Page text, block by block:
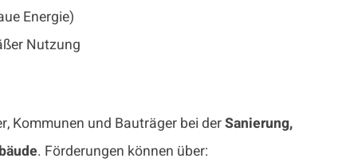
Energie)
Nutzung
Kommunen und Bauträger bei derSanierung,
. Förderungen können über: